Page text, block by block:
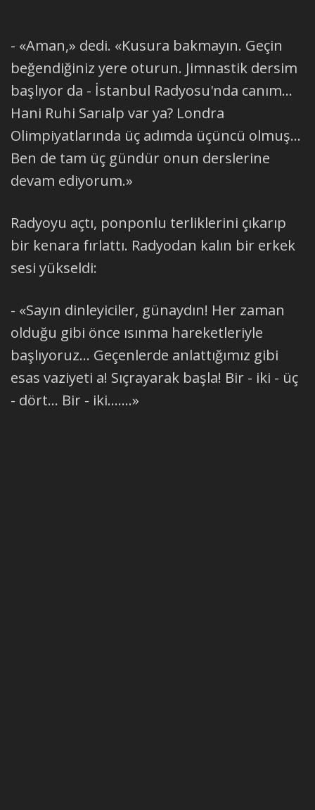
- «Aman,» dedi. «Kusura bakmayın. Geçin
beğendiğiniz yere oturun. Jimnastik dersim
başlıyor da - İstanbul Radyosu'nda canım...
Hani Ruhi Sarıalp var ya? Londra
Olimpiyatlarında üç adımda üçüncü olmuş...
Ben de tam üç gündür onun derslerine
devam ediyorum.»
Radyoyu açtı, ponponlu terliklerini çıkarıp
bir kenara fırlattı. Radyodan kalın bir erkek
sesi yükseldi:
- «Sayın dinleyiciler, günaydın! Her zaman
olduğu gibi önce ısınma hareketleriyle
başlıyoruz... Geçenlerde anlattığımız gibi
esas vaziyeti a! Sıçrayarak başla! Bir - iki - üç
- dört... Bir - iki.......»